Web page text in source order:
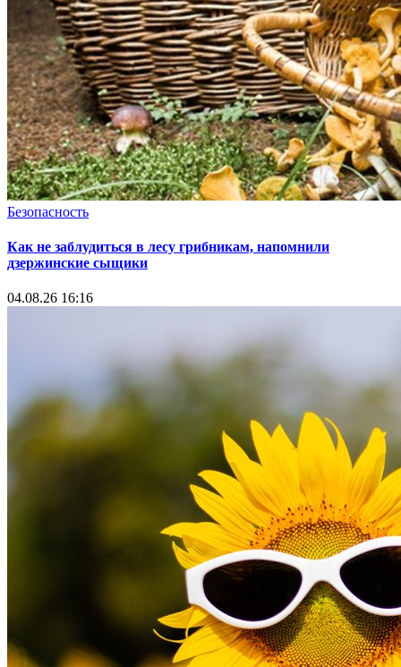
Безопасность
Как не заблудиться в лесу грибникам, напомнили
дзержинские сыщики
04.08.26 16:16